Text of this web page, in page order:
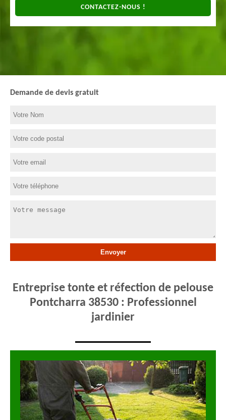
CONTACTEZ-NOUS !
Demande de devis gratuit
Entreprise tonte et réfection de pelouse
Pontcharra 38530 : Professionnel
jardinier